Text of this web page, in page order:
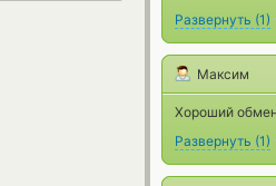
Развернуть (1)
Максим
Хороший
Развернуть (1)